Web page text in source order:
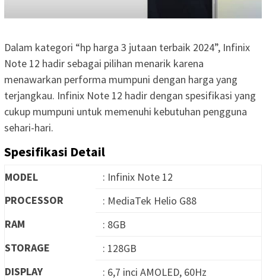
Dalam kategori “hp harga 3 jutaan terbaik 2024”, Infinix
Note 12 hadir sebagai pilihan menarik karena
menawarkan performa mumpuni dengan harga yang
terjangkau. Infinix Note 12 hadir dengan spesifikasi yang
cukup mumpuni untuk memenuhi kebutuhan pengguna
sehari-hari.
Spesifikasi Detail
MODEL
: Infinix Note 12
PROCESSOR
: MediaTek Helio G88
RAM
: 8GB
STORAGE
: 128GB
DISPLAY
: 6,7 inci AMOLED, 60Hz